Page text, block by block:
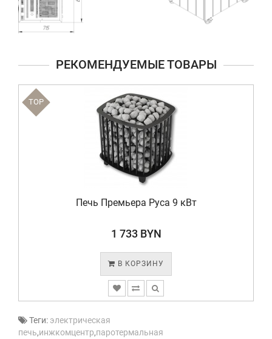
РЕКОМЕНДУЕМЫЕ ТОВАРЫ
TOP
Печь Премьера Руса 9 кВт
1 733 BYN
В КОРЗИНУ
Теги: электрическая
печь,инжкомцентр,паротермальная